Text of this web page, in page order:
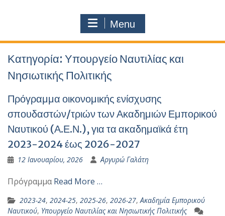
Menu
Κατηγορία: Υπουργείο Ναυτιλίας και
Νησιωτικής Πολιτικής
Πρόγραμμα οικονομικής ενίσχυσης
σπουδαστών/τριών των Ακαδημιών Εμπορικού
Ναυτικού (Α.Ε.Ν.), για τα ακαδημαϊκά έτη
2023-2024 έως 2026-2027
12 Ιανουαρίου, 2026 Αργυρώ Γαλάτη
ΠρόγραμμαRead More …
2023-24, 2024-25, 2025-26, 2026-27,Ακαδημία Εμπορικού
Ναυτικού, Υπουργείο Ναυτιλίας και Νησιωτικής Πολιτικής